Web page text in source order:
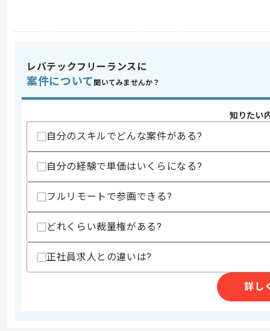
スキル
・基本設計書を一人称で作成した経験
・Webアプリまたはスマホアプリ案件
・金融経験
歓迎スキル
・JavaScriptの理解
スキルに不安がある方へ
その他募集要項
商談回数
2026/04/27
レバテックフリーランスに
案件について 聞いてみませんか？
知りたい
自分のスキルでどんな案件がある?
自分の経験で単価はいくらになる?
フルリモートで参画できる?
どれくらい裁量権がある?
正社員求人との違いは?
詳し